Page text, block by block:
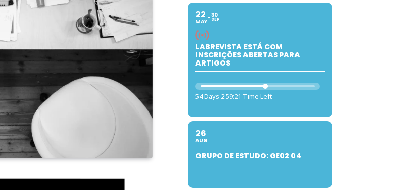
22
MAY
30
SEP
LABREVISTA ESTÁ COM
INSCRIÇÕES ABERTAS PARA
ARTIGOS
54 Days 2:59:20 Time Left
26
AUG
GRUPO DE ESTUDO: GE02 04